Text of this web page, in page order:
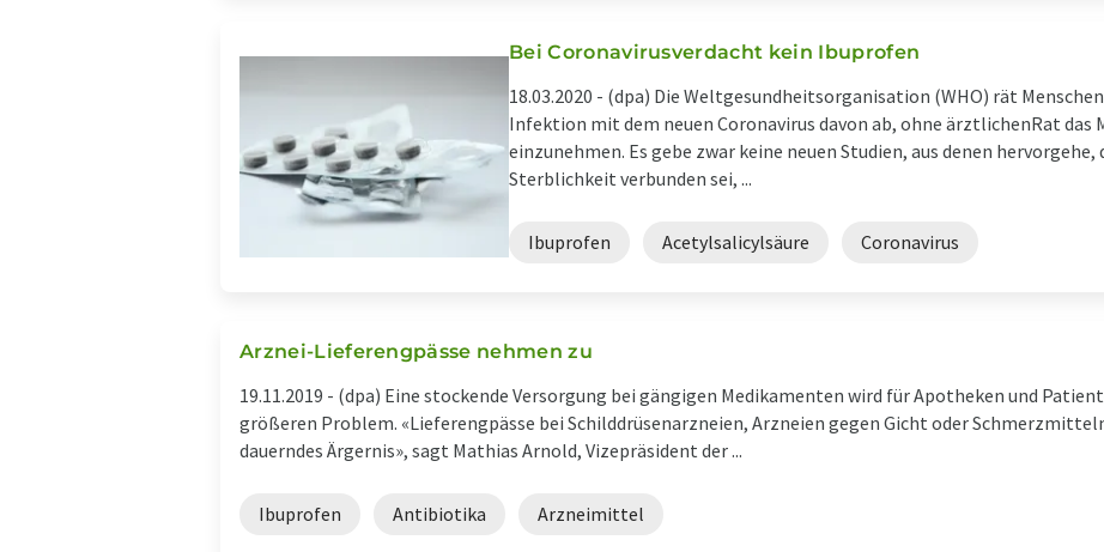
Bei Coronavirusverdacht kein Ibuprofen
18.03.2020 - (dpa) Die Weltgesundheitsorganisation (WHO) rät
Infektion mit dem neuen Coronavirus davon ab, ohne ärztlichenRat das
einzunehmen. Es gebe zwar keine neuen Studien, aus denen
Sterblichkeit verbunden sei, ...
Ibuprofen Acetylsalicylsäure Coronavirus
Arznei-Lieferengpässe nehmen zu
19.11.2019 - (dpa) Eine stockende Versorgung bei gängigen Medikamenten wird für Apotheken und
größeren Problem. «Lieferengpässe bei Schilddrüsenarzneien, Arzneien gegen Gicht oder
dauerndes Ärgernis», sagt Mathias Arnold, Vizepräsident der ...
Ibuprofen Antibiotika Arzneimittel